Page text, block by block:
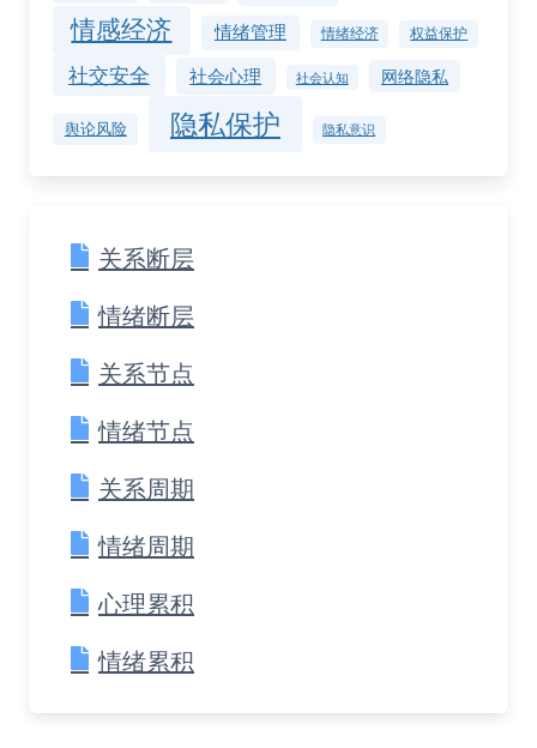
情感经济 情绪管理 情绪经济 权益保护
社交安全 社会心理 社会认知 网络隐私
舆论风险 隐私保护 隐私意识
关系断层
情绪断层
关系节点
情绪节点
关系周期
情绪周期
心理累积
情绪累积